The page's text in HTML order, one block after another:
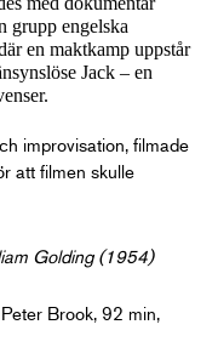
grupp engelska
en maktkamp uppstår
Jack – en
improvisation, filmade
att filmen skulle
Golding (1954)
Brook, 92 min,